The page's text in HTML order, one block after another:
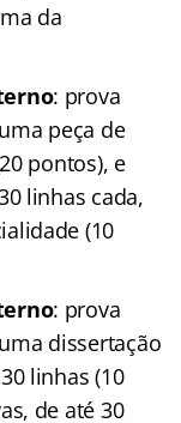
da
: prova
peça de
pontos), e
linhas cada,
(10
: prova
dissertação
linhas (10
de até 30